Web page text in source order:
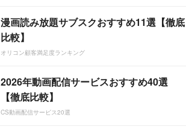
漫画読み放題サブスクおすすめ11選【徹底
比較】
オリコン顧客満足度ランキング
2026年動画配信サービスおすすめ40選
【徹底比較】
CS動画配信サービス20選